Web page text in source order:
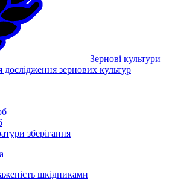
Зернові культури
дослідження зернових культур
зберігання
шкідниками